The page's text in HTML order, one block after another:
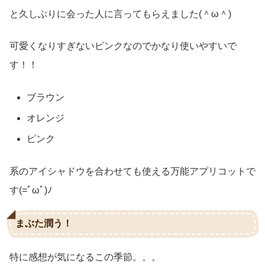
と久しぶりに会った人に言ってもらえました(＾ω＾)
可愛くなりすぎないピンクなのでかなり使いやすいで
す！！
ブラウン
オレンジ
ピンク
系のアイシャドウを合わせても使える万能アプリコットで
す(=ﾟωﾟ)ﾉ
まぶた潤う！
特に感想が気になるこの季節。。。